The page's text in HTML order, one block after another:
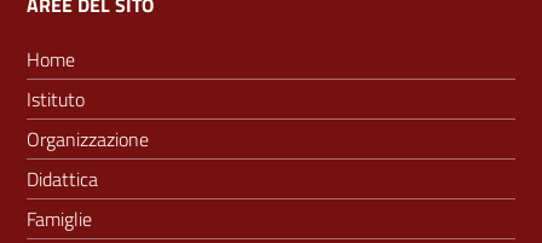
Home
Istituto
Organizzazione
Didattica
Famiglie